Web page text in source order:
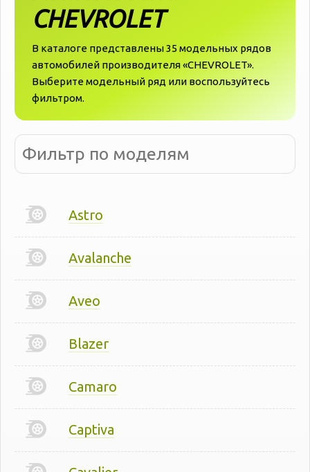
CHEVROLET
В каталоге представлены 35 модельных рядов
автомобилей производителя «‎‎CHEVROLET».
Выберите модельный ряд или воспользуйтесь
фильтром.
Astro
Avalanche
Aveo
Blazer
Camaro
Captiva